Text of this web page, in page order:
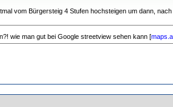
vom Bürgersteig 4 Stufen hochsteigen um dann,
wie man gut bei Google streetview sehen kann [